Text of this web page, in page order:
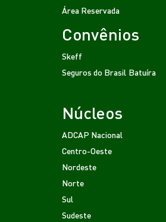
Área Reservada
Convênios
Skeff
Seguros do Brasil Batuíra
Núcleos
ADCAP Nacional
Centro-Oeste
Nordeste
Norte
Sul
Sudeste